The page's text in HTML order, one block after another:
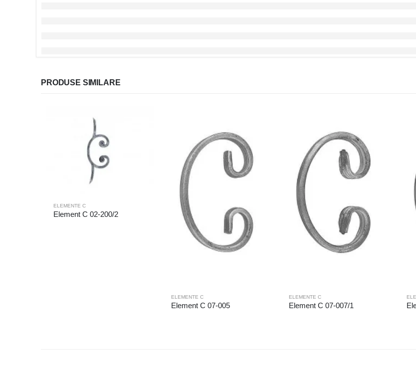
PRODUSE SIMILARE
ELEMENTE C
Element C 02-200/2
ELEMENTE C
Element C 07-005
ELEMENTE C
Element C 07-007/1